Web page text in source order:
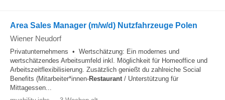
Area Sales Manager (m/w/d) Nutzfahrzeuge Polen
Wiener Neudorf
Privatunternehmens • Wertschätzung: Ein modernes und
wertschätzendes Arbeitsumfeld inkl. Möglichkeit für Homeoffice und
Arbeitszeitflexibilisierung. Zusätzlich genießt du zahlreiche Social
Benefits (Mitarbeiter*innen-Restaurant/ Unterstützung für
Mittagessen...